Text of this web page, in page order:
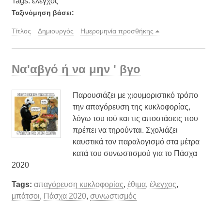
Ταξινόμηση βάσει:
Τίτλος Δημιουργός Ημερομηνία προσθήκης
Να'αβγό ή να μην ' βγο
Παρουσιάζει με χιουμοριστικό τρόπο
την απαγόρευση της κυκλοφορίας,
λόγω του ιού και τις αποστάσεις που
πρέπει να τηρούνται. Σχολιάζει
καυστικά τον παραλογισμό στα μέτρα
κατά του συνωστισμού για το Πάσχα
2020
Tags: απαγόρευση κυκλοφορίας, έθιμα, έλεγχος,
μπάτσοι, Πάσχα 2020, συνωστισμός